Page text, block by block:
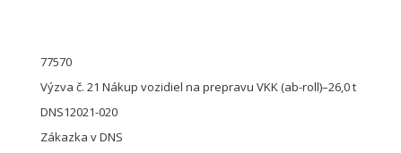
77570
Výzva č. 21 Nákup vozidiel na prepravu VKK (ab-roll)–26,0 t
DNS12021-020
Zákazka v DNS